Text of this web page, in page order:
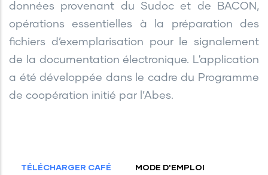
données provenant du Sudoc et de BACON,
opérations essentielles à la préparation des
fichiers d’exemplarisation pour le signalement
de la documentation électronique. L'application
a été développée dans le cadre du Programme
de coopération initié par l’Abes.
TÉLÉCHARGER CAFÉ MODE D'EMPLOI